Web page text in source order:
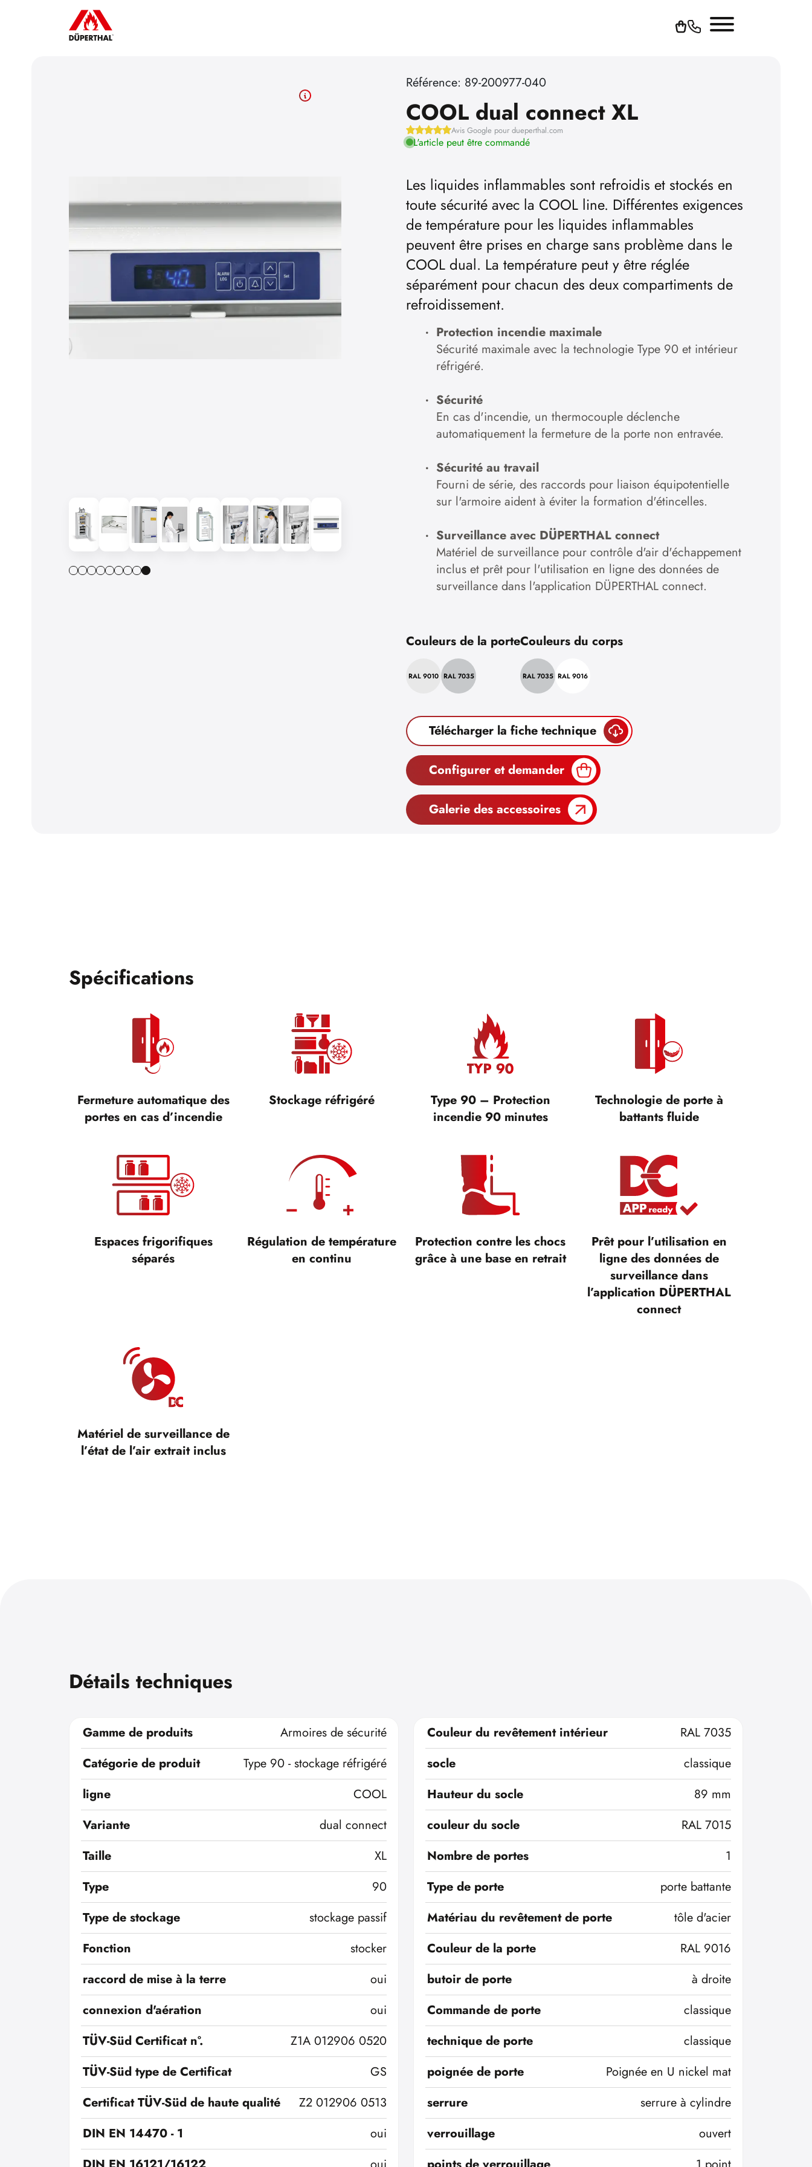
Référence: 89-200977-040
COOL dual connect XL
Avis Google pour dueperthal.com
L'article peut être commandé
Les liquides inflammables sont refroidis et stockés en
toute sécurité avec la COOL line. Différentes exigences
de température pour les liquides inflammables
peuvent être prises en charge sans problème dans le
COOL dual. La température peut y être réglée
séparément pour chacun des deux compartiments de
refroidissement.
Protection incendie maximale
Sécurité maximale avec la technologie Type 90 et intérieur
réfrigéré.
Sécurité
En cas d'incendie, un thermocouple déclenche
automatiquement la fermeture de la porte non entravée.
Sécurité au travail
Fourni de série, des raccords pour liaison équipotentielle
sur l'armoire aident à éviter la formation d'étincelles.
Surveillance avec DÜPERTHAL connect
Matériel de surveillance pour contrôle d'air d'échappement
inclus et prêt pour l'utilisation en ligne des données de
surveillance dans l'application DÜPERTHAL connect.
Couleurs de la porte
RAL 9010 RAL 7035
Couleurs du corps
RAL 7035 RAL 9016
Télécharger la fiche technique
Configurer et demander
Galerie des accessoires
Spécifications
Fermeture automatique des
portes en cas d’incendie
Stockage réfrigéré
Type 90 – Protection
incendie 90 minutes
Technologie de porte à
battants fluide
Espaces frigorifiques
séparés
Régulation de température
en continu
Protection contre les chocs
grâce à une base en retrait
Prêt pour l’utilisation en
ligne des données de
surveillance dans
l’application DÜPERTHAL
connect
Matériel de surveillance de
l’état de l’air extrait inclus
Détails techniques
Gamme de produits
Armoires de sécurité
Catégorie de produit
Type 90 - stockage réfrigéré
ligne
COOL
Variante
dual connect
Taille
XL
Type
90
Type de stockage
stockage passif
Fonction
stocker
raccord de mise à la terre
oui
connexion d'aération
oui
TÜV-Süd Certificat n°.
Z1A 012906 0520
TÜV-Süd type de Certificat
GS
Certificat TÜV-Süd de haute qualité
Z2 012906 0513
DIN EN 14470 - 1
oui
Couleur du revêtement intérieur
RAL 7035
socle
classique
Hauteur du socle
89 mm
couleur du socle
RAL 7015
Nombre de portes
1
Type de porte
porte battante
Matériau du revêtement de porte
tôle d'acier
Couleur de la porte
RAL 9016
butoir de porte
à droite
Commande de porte
classique
technique de porte
classique
poignée de porte
Poignée en U nickel mat
serrure
serrure à cylindre
verrouillage
ouvert